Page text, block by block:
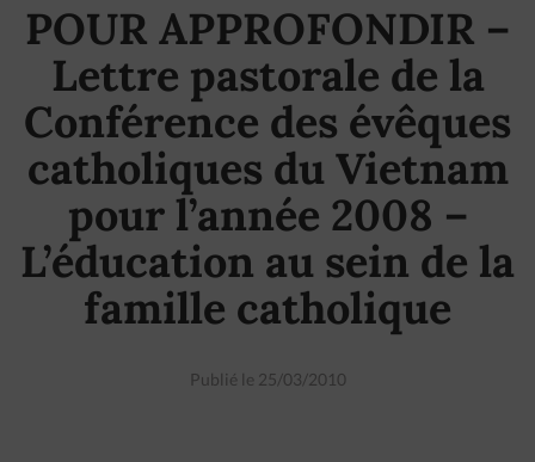
POUR APPROFONDIR –
Lettre pastorale de la
Conférence des évêques
catholiques du Vietnam
pour l’année 2008 –
L’éducation au sein de la
famille catholique
Publié le 25/03/2010